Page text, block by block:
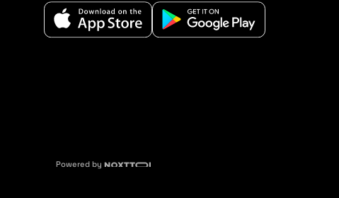
Powered by